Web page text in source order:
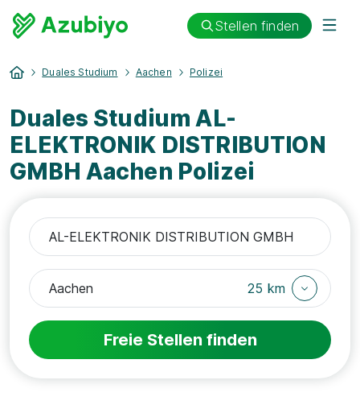
Stellen finden
Duales Studium Aachen Polizei
Duales Studium AL-
ELEKTRONIK DISTRIBUTION
GMBH Aachen Polizei
25 km
Freie Stellen finden